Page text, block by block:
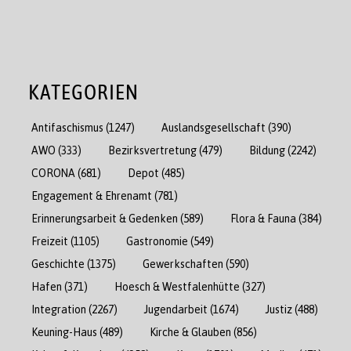
KATEGORIEN
Antifaschismus (1247) Auslandsgesellschaft (390)
AWO (333) Bezirksvertretung(479) Bildung(2242)
CORONA(681) Depot (485)
Engagement & Ehrenamt (781)
Erinnerungsarbeit & Gedenken (589) Flora & Fauna (384)
Freizeit (1105) Gastronomie (549)
Geschichte (1375) Gewerkschaften (590)
Hafen (371) Hoesch & Westfalenhütte (327)
Integration (2267) Jugendarbeit (1674) Justiz(488)
Keuning-Haus (489) Kirche & Glauben (856)